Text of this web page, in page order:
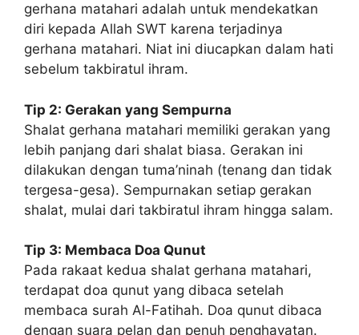
gerhana matahari adalah untuk mendekatkan
diri kepada Allah SWT karena terjadinya
gerhana matahari. Niat ini diucapkan dalam hati
sebelum takbiratul ihram.
Tip 2: Gerakan yang Sempurna
Shalat gerhana matahari memiliki gerakan yang
lebih panjang dari shalat biasa. Gerakan ini
dilakukan dengan tuma’ninah (tenang dan tidak
tergesa-gesa). Sempurnakan setiap gerakan
shalat, mulai dari takbiratul ihram hingga salam.
Tip 3: Membaca Doa Qunut
Pada rakaat kedua shalat gerhana matahari,
terdapat doa qunut yang dibaca setelah
membaca surah Al-Fatihah. Doa qunut dibaca
dengan suara pelan dan penuh penghayatan.